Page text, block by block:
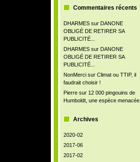
Commentaires récents
DHARMESsur DANONE
OBLIGÉ DE RETIRER SA
PUBLICITÉ...
DHARMESsur DANONE
OBLIGÉ DE RETIRER SA
PUBLICITÉ...
NonMercisur Climat ou TTIP, il
faudrait choisir !
Pierresur 12 000 pingouins de
Humboldt, une espèce menacée.
Archives
2020-02
2017-06
2017-02